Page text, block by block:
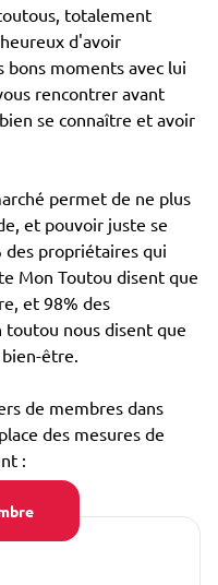
totalement
d'avoir
moments avec lui
rencontrer avant
se connaître et avoir
permet de ne plus
et pouvoir juste se
propriétaires qui
Mon Toutou disent que
et 98% des
nous disent que
être.
de membres dans
des mesures de
: